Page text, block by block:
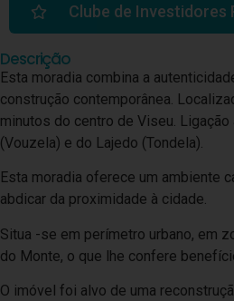
Clube de Investidores
Descrição
Esta moradia combina a
construção contemporânea.
minutos do centro de Viseu.
(Vouzela) e do Lajedo (Tondela).
Esta moradia oferece um ambiente
abdicar da proximidade à cidade.
Situa -se em perímetro urbano, em
do Monte, o que lhe confere
O imóvel foi alvo de uma